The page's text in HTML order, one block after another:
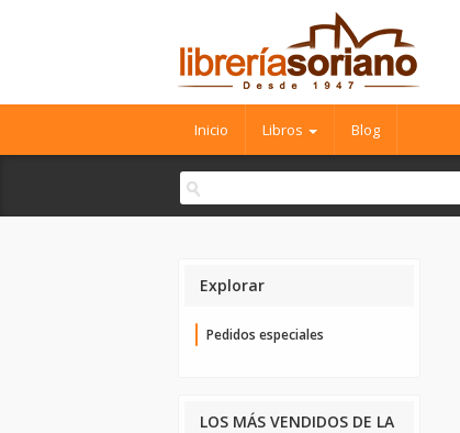
Inicio Libros Blog
Explorar
Pedidos especiales
LOS MÁS VENDIDOS DE LA